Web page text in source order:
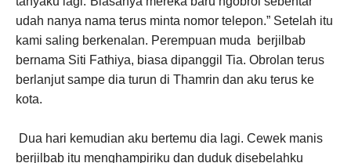
udah nanya nama terus minta nomor telepon.” Setelah itu
kami saling berkenalan. Perempuan muda berjilbab
bernama Siti Fathiya, biasa dipanggil Tia. Obrolan terus
berlanjut sampe dia turun di Thamrin dan aku terus ke
kota.
Dua hari kemudian aku bertemu dia lagi. Cewek manis
berjilbab itu menghampiriku dan duduk disebelahku